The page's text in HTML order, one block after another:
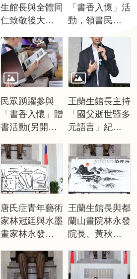
生館長與全體同
仁致敬後大合影
「書香入懷」活
動，領書民眾合
窗)。
民眾踴躍參與
「書香入懷」贈
書活動(另開新
王蘭生館長主持
「國父逝世暨多
元語言」紀念音
窗)。
唐氏症青年藝術
家林冠廷與水墨
畫家林永發教
毫創作(另開新
視窗)。
王蘭生館長與都
蘭山畫院林永發
院長、黃秋香、
影(另開新視
窗)。